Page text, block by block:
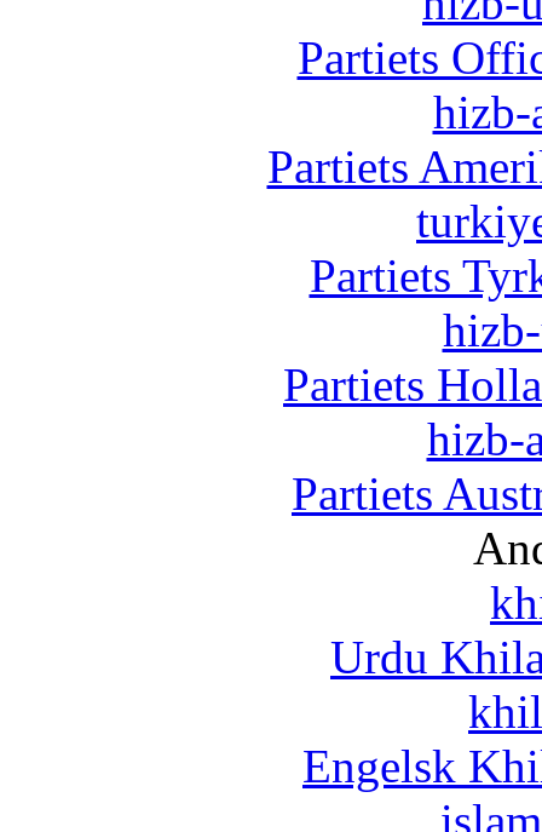
Partiets
hizb-
Partiets
Partiets
Partiets
hizb-
Partiets
Urdu
Engelsk